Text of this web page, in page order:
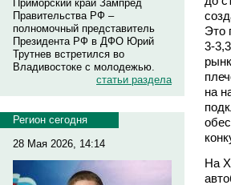
Приморский край Зампред
Правительства РФ –
полномочный представитель
Президента РФ в ДФО Юрий
Трутнев встретился во
Владивостоке с молодежью.
статьи раздела
Регион сегодня
28 Мая 2026, 14:14
Это
3-
на
На